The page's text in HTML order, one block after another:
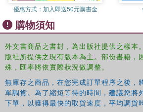
優惠方式： 加入即送50元購書金
購物須知
外文書商品之書封，為出版社提供之樣本
版社所提供之現有版本為主。部份書籍，
殊，匯率將依實際狀況做調整。
無庫存之商品，在您完成訂單程序之後，
單調貨。為了縮短等待的時間，建議您將
下單，以獲得最快的取貨速度，平均調貨